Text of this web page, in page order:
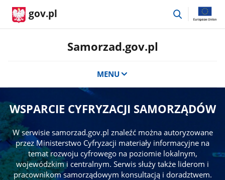
gov.pl
przejdź
Samorzad.gov.pl
MENU
WSPARCIE CYFRYZACJI SAMORZĄDÓW
W serwisie samorzad.gov.pl znaleźć można autoryzowane
przez Ministerstwo Cyfryzacji materiały informacyjne na
temat rozwoju cyfrowego na poziomie lokalnym,
wojewódzkim i centralnym. Serwis służy także liderom i
pracownikom samorządowym konsultacją i doradztwem.